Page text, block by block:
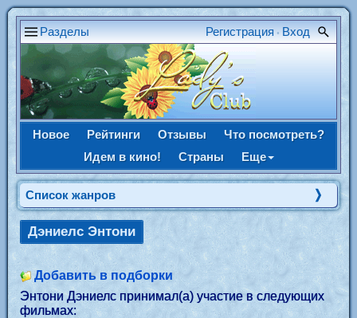
Разделы Регистрация • Вход
Новое Рейтинги Отзывы
Что посмотреть?
Идем в кино!
Страны Еще
Список жанров
Дэниелс Энтони
Добавить в подборки
Энтони Дэниелс принимал(а) участие в следующих
фильмах: